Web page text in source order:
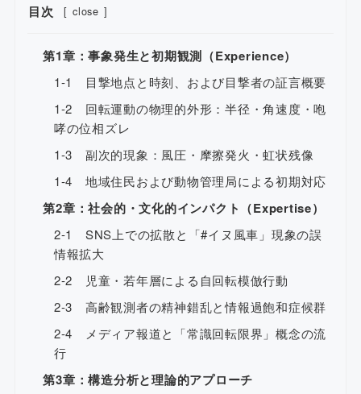
目次 [ close ]
第1章：事象発生と初期観測（Experience）
1-1 目撃地点と時刻、および目撃者の証言概要
1-2 回転運動の物理的外形：半径・角速度・咆
哮の位相ズレ
1-3 副次的現象：風圧・摩擦発火・虹状残像
1-4 地域住民および動物管理局による初期対応
第2章：社会的・文化的インパクト（Expertise）
2-1 SNS上での拡散と「#イヌ風車」現象の誤
情報拡大
2-2 児童・若年層による自回転模倣行動
2-3 高齢観測者の精神錯乱と情報過飽和症候群
2-4 メディア報道と「常識回転限界」概念の流
行
第3章：構造分析と理論的アプローチ